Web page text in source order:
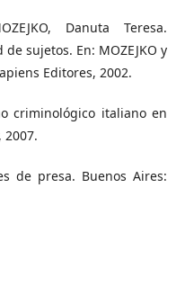
Danuta Teresa.
sujetos. En: MOZEJKO y
Editores, 2002.
criminológico italiano en
2007.
de presa. Buenos Aires: